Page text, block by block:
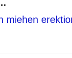
miehen